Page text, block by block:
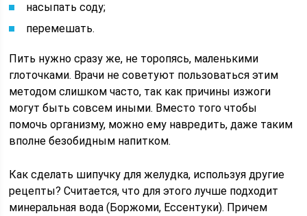
насыпать соду;
перемешать.
Пить нужно сразу же, не торопясь, маленькими
глоточками. Врачи не советуют пользоваться этим
методом слишком часто, так как причины изжоги
могут быть совсем иными. Вместо того чтобы
помочь организму, можно ему навредить, даже таким
вполне безобидным напитком.
Как сделать шипучку для желудка, используя другие
рецепты? Считается, что для этого лучше подходит
минеральная вода (Боржоми, Ессентуки). Причем